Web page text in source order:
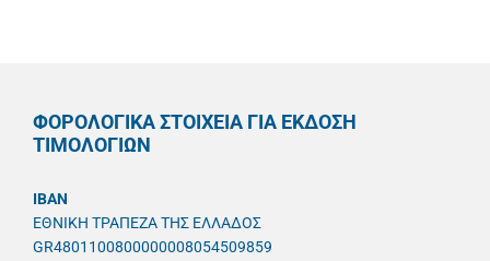
ΦΟΡΟΛΟΓΙΚΑ ΣΤΟΙΧΕΙΑ ΓΙΑ ΕΚΔΟΣΗ
ΤΙΜΟΛΟΓΙΩΝ
IBAN
ΕΘΝΙΚΗ ΤΡΑΠΕΖΑ ΤΗΣ ΕΛΛΑΔΟΣ
GR4801100800000008054509859